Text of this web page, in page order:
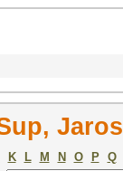
K L M N O P
Q